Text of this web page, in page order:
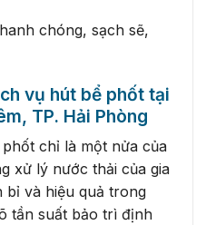
chóng, sạch sẽ,
vụ hút bể phốt tại
TP. Hải Phòng
chỉ là một nửa của
xử lý nước thải của gia
bỉ và hiệu quả trong
tần suất bảo trì định